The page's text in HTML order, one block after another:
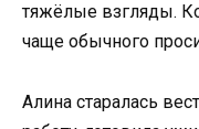
тяжёлые взгляды.
чаще обычного
Алина старалась